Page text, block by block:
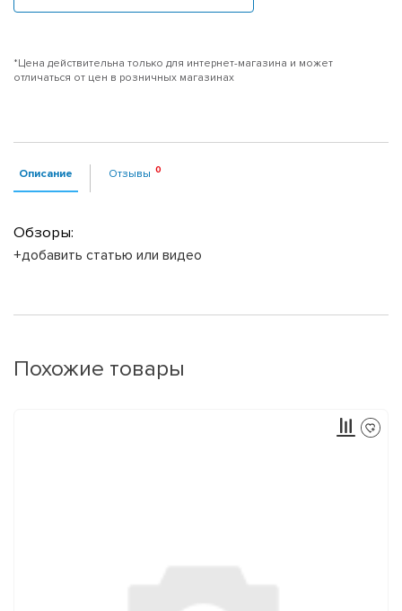
*Цена действительна только для интернет-магазина и может
отличаться от цен в розничных магазинах
Описание Отзывы
Обзоры:
+добавить статью или видео
Похожие товары